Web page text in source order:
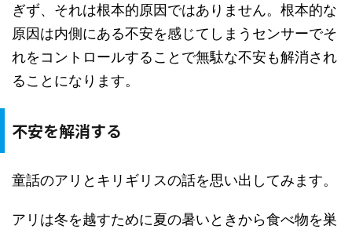
ぎず、それは根本的原因ではありません。根本的な
原因は内側にある不安を感じてしまうセンサーでそ
れをコントロールすることで無駄な不安も解消され
ることになります。
不安を解消する
童話のアリとキリギリスの話を思い出してみます。
アリは冬を越すために夏の暑いときから食べ物を巣